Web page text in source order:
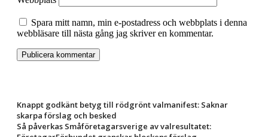
Spara mitt namn, min e-postadress och webbplats i denna
webbläsare till nästa gång jag skriver en kommentar.
Knappt godkänt betyg till rödgrönt valmanifest: Saknar
skarpa förslag och besked
Så påverkas Småföretagarsverige av valresultatet: